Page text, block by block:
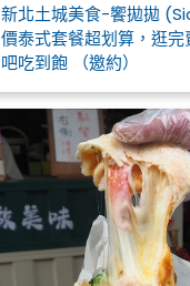
新北土城美食-饗拋拋
價泰式套餐超划算，逛
吧吃到飽 （邀約）